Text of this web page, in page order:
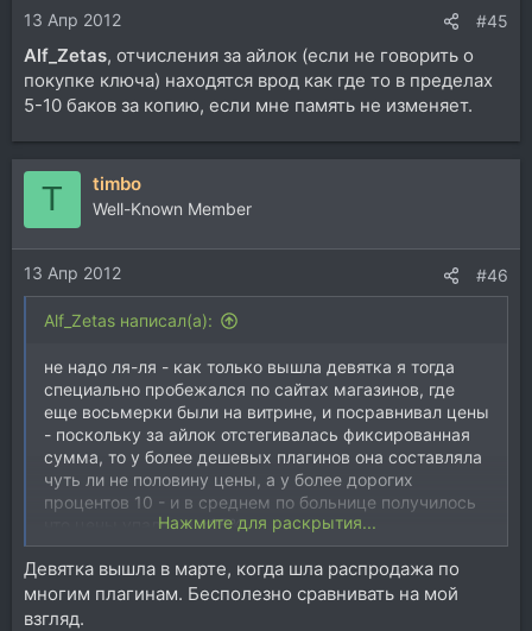
13 Апр 2012 #45
Alf_Zetas, отчисления за айлок (если не говорить о
покупке ключа) находятся врод как где то в пределах
5-10 баков за копию, если мне память не изменяет.
T timbo
Well-Known Member
13 Апр 2012 #46
Alf_Zetas написал(а):
не надо ля-ля - как только вышла девятка я тогда
специально пробежался по сайтах магазинов, где
еще восьмерки были на витрине, и посравнивал цены
- поскольку за айлок отстегивалась фиксированная
сумма, то у более дешевых плагинов она составляла
чуть ли не половину цены, а у более дорогих
процентов 10 - и в среднем по больнице получилось
что цены упали на ≈25%Нажмите для раскрытия...
Девятка вышла в марте, когда шла распродажа по
многим плагинам. Бесполезно сравнивать на мой
взгляд.